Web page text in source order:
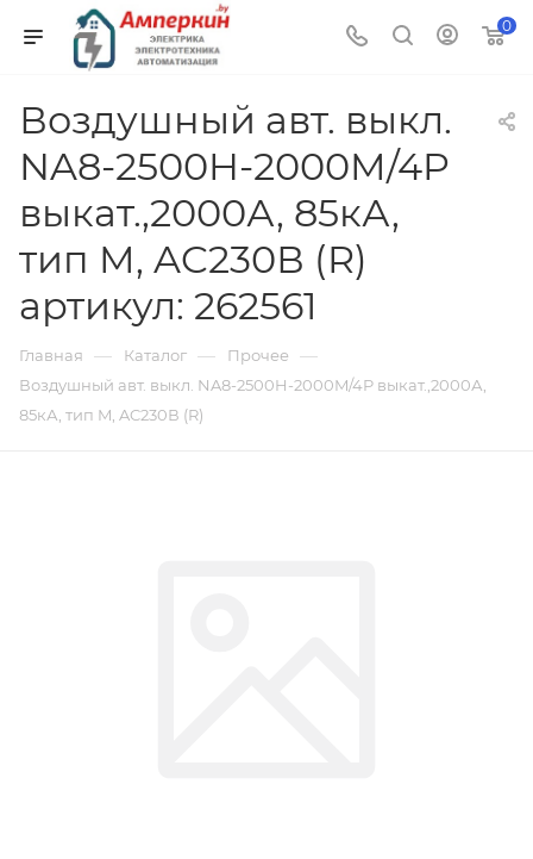
0
Воздушный авт. выкл.
NA8-2500H-2000M/4P
выкат.,2000А, 85кА,
тип M, AC230В (R)
артикул: 262561
Главная — Каталог — Прочее —
Воздушный авт. выкл. NA8-2500H-2000M/4P выкат.,2000А,
85кА, тип M, AC230В (R)